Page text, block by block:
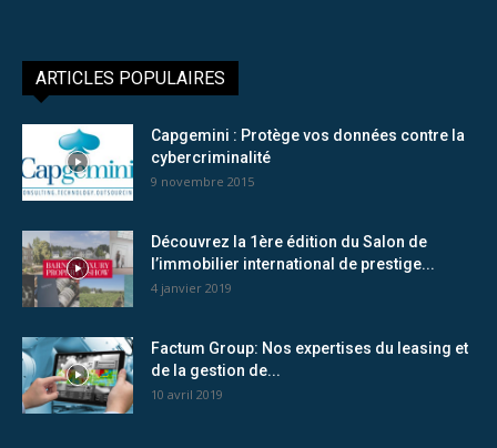
ARTICLES POPULAIRES
Capgemini : Protège vos données contre la
cybercriminalité
9 novembre 2015
Découvrez la 1ère édition du Salon de
l’immobilier international de prestige...
4 janvier 2019
Factum Group: Nos expertises du leasing et
de la gestion de...
10 avril 2019